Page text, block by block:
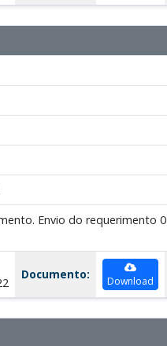
Envio do requerimento
Documento: Download